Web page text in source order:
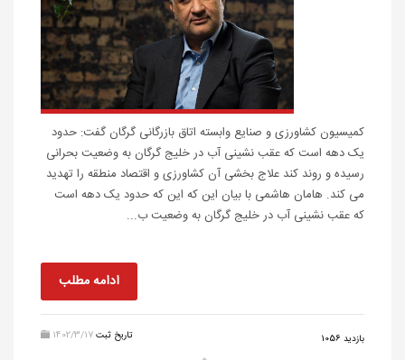
کمیسیون کشاورزی و صنایع وابسته اتاق بازرگانی گرگان گفت: حدود
یک دهه است که عقب نشینی آب در خلیج گرگان به وضعیت بحرانی
رسیده و روند کند علاج بخشی آن کشاورزی و اقتصاد منطقه را تهدید
می کند. هامان هاشمی با بیان این که این که حدود یک دهه است
که عقب نشینی آب در خلیج گرگان به وضعیت ب...
ادامه مطلب
1402/3/17تاریخ ثبت بازدید 1056